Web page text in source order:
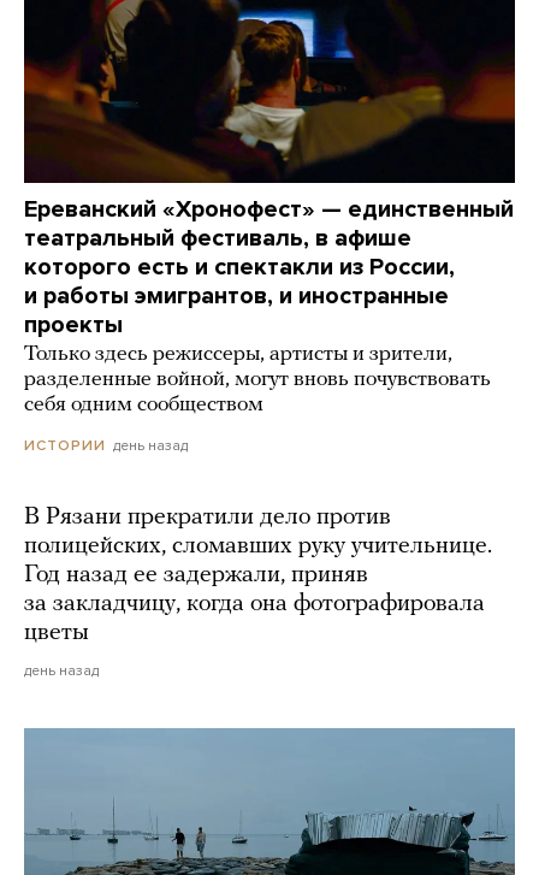
Ереванский «Хронофест» — единственный
театральный фестиваль, в афише
которого есть и спектакли из России,
и работы эмигрантов, и иностранные
проекты
Только здесь режиссеры, артисты и зрители,
разделенные войной, могут вновь почувствовать
себя одним сообществом
ИСТОРИИ день назад
В Рязани прекратили дело против
полицейских, сломавших руку учительнице.
Год назад ее задержали, приняв
за закладчицу, когда она фотографировала
цветы
день назад